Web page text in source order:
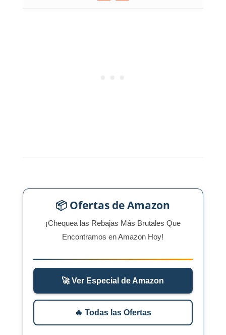
📦 Ofertas de Amazon
¡Chequea las Rebajas Más Brutales Que
Encontramos en Amazon Hoy!
🚀 Ver Especial de Amazon
🔥 Todas las Ofertas